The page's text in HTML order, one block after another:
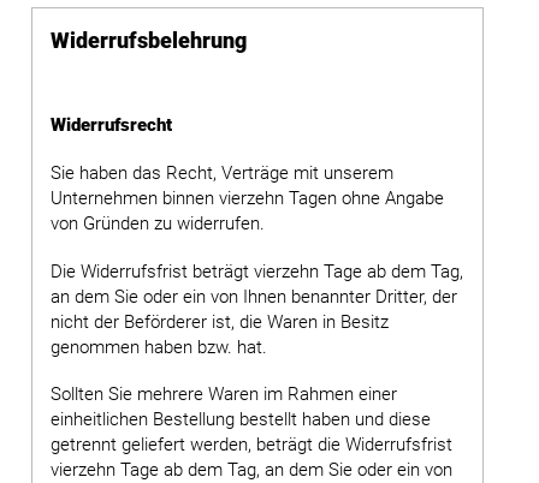
Widerrufsbelehrung
Widerrufsrecht
Sie haben das Recht, Verträge mit unserem
Unternehmen binnen vierzehn Tagen ohne Angabe
von Gründen zu widerrufen.
Die Widerrufsfrist beträgt vierzehn Tage ab dem Tag,
an dem Sie oder ein von Ihnen benannter Dritter, der
nicht der Beförderer ist, die Waren in Besitz
genommen haben bzw. hat.
Sollten Sie mehrere Waren im Rahmen einer
einheitlichen Bestellung bestellt haben und diese
getrennt geliefert werden, beträgt die Widerrufsfrist
vierzehn Tage ab dem Tag, an dem Sie oder ein von